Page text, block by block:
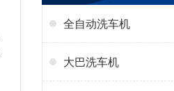
全自动洗车机
大巴洗车机